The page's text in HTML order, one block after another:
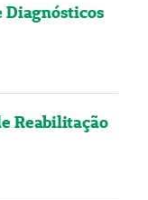
Diagnósticos
Reabilitação